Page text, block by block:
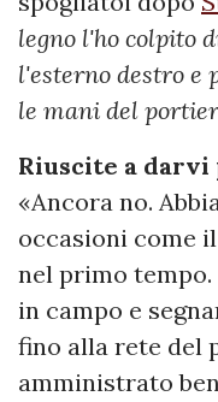
legno l'ho colpito
l'esterno destro e
le mani del
Riuscite a darvi
«Ancora no.
occasioni come
nel primo
in campo e
fino alla rete del
amministrato